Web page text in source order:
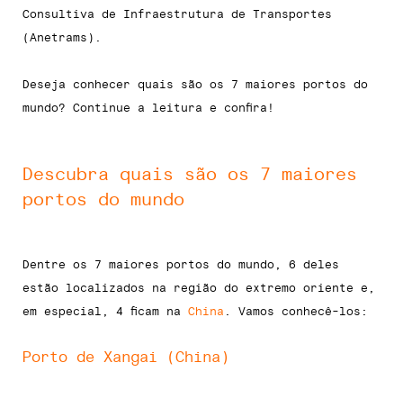
Consultiva de Infraestrutura de Transportes
(Anetrams).
Deseja conhecer quais são os 7 maiores portos do
mundo? Continue a leitura e confira!
Descubra quais são os 7 maiores
portos do mundo
Dentre os 7 maiores portos do mundo, 6 deles
estão localizados na região do extremo oriente e,
em especial, 4 ficam na China . Vamos conhecê-los:
Porto de Xangai (China)